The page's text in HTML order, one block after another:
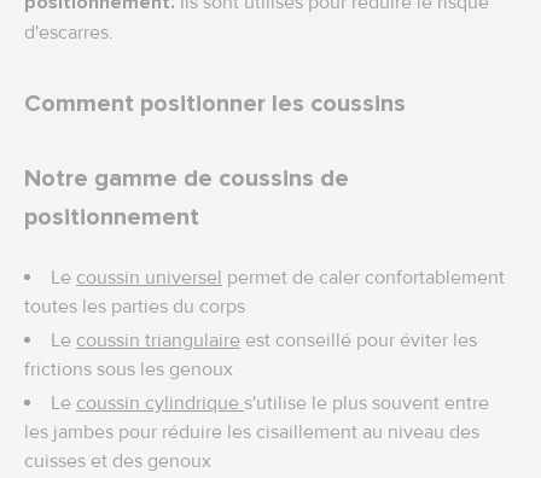
d'escarres.
Comment positionner les coussins
Notre gamme de coussins de
positionnement
Le coussin universel permet de caler confortablement
toutes les parties du corps
Le coussin triangulaire est conseillé pour éviter les
frictions sous les genoux
Le coussin cylindrique s'utilise le plus souvent entre
les jambes pour réduire les cisaillement au niveau des
cuisses et des genoux